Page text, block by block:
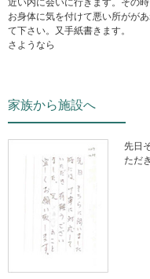
近い内に会いに行きます。その
お身体に気を付けて悪い所がが
て下さい。又手紙書きます。
さようなら
家族から施設へ
先日
ただ